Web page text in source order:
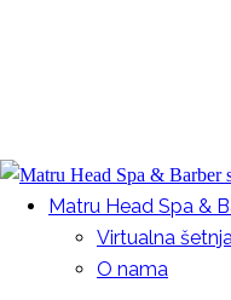
Matru Head Spa &
Virtualna
O nama